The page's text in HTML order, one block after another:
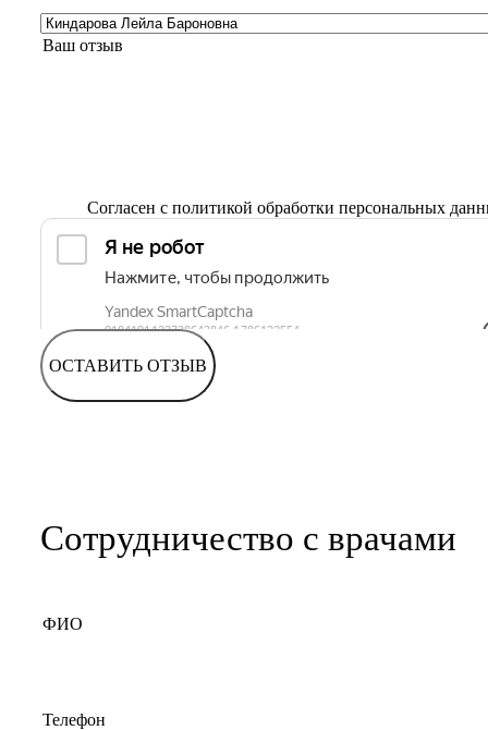
Согласен с политикой обработки персональных
ОСТАВИТЬ ОТЗЫВ
Сотрудничество с врачами